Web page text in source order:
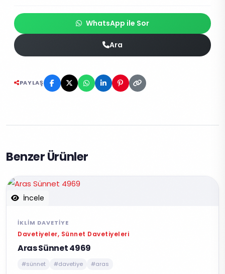
WhatsApp ile Sor
Ara
PAYLAŞ
Benzer Ürünler
İncele
İKLIM DAVETIYE
Davetiyeler, Sünnet Davetiyeleri
Aras Sünnet 4969
#sünnet #davetiye #aras